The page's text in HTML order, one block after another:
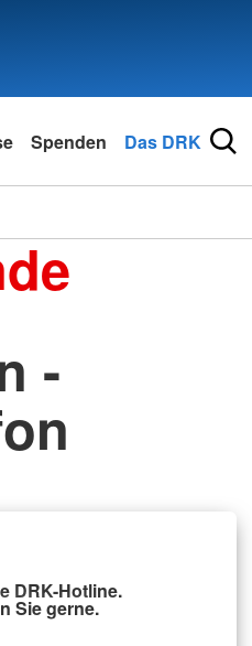
Spenden Das DRK
-
DRK-Hotline.
Sie gerne.